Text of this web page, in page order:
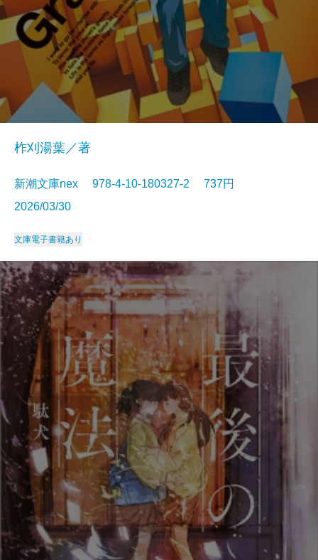
柞刈湯葉／著
新潮文庫nex 978-4-10-180327-2 737円
2026/03/30
文庫電子書籍あり